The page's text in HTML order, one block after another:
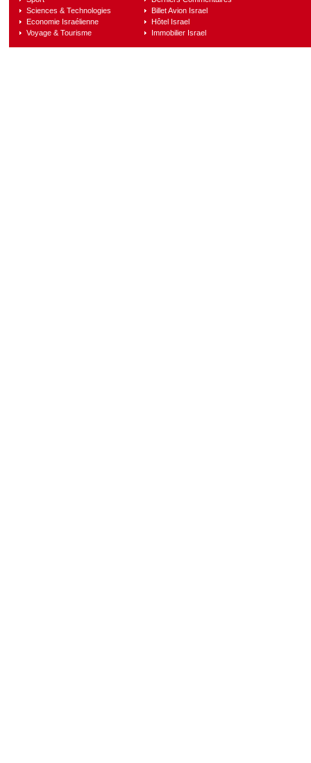
Sciences & Technologies
Economie Israélienne
Voyage & Tourisme
Billet Avion Israel
Hôtel Israel
Immobilier Israel